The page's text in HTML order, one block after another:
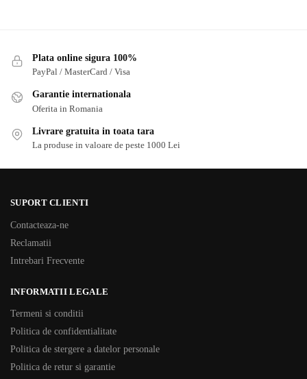
Plata online sigura 100%
PayPal / MasterCard / Visa
Garantie internationala
Oferita in Romania
Livrare gratuita in toata tara
La produse in valoare de peste 1000 Lei
SUPORT CLIENTI
Contacteaza-ne
Reclamatii
Intrebari Frecvente
INFORMATII LEGALE
Termeni si conditii
Politica de confidentialitate
Politica de stergere a datelor personale
Politica de retur si garantie